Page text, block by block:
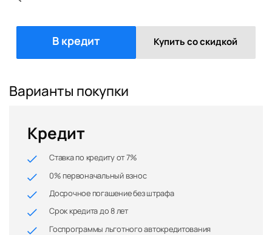
В кредит Купить со скидкой
Варианты покупки
Кредит
Ставка по кредиту от 7%
0% первоначальный взнос
Досрочное погашение без штрафа
Срок кредита до 8 лет
Госпрограммы льготного автокредитования